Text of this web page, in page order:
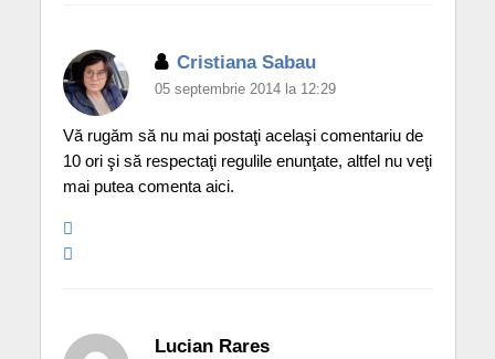
Cristiana Sabau
05 septembrie 2014 la 12:29
Vă rugăm să nu mai postaţi acelaşi comentariu de
10 ori şi să respectaţi regulile enunţate, altfel nu veţi
mai putea comenta aici.
Lucian Rares